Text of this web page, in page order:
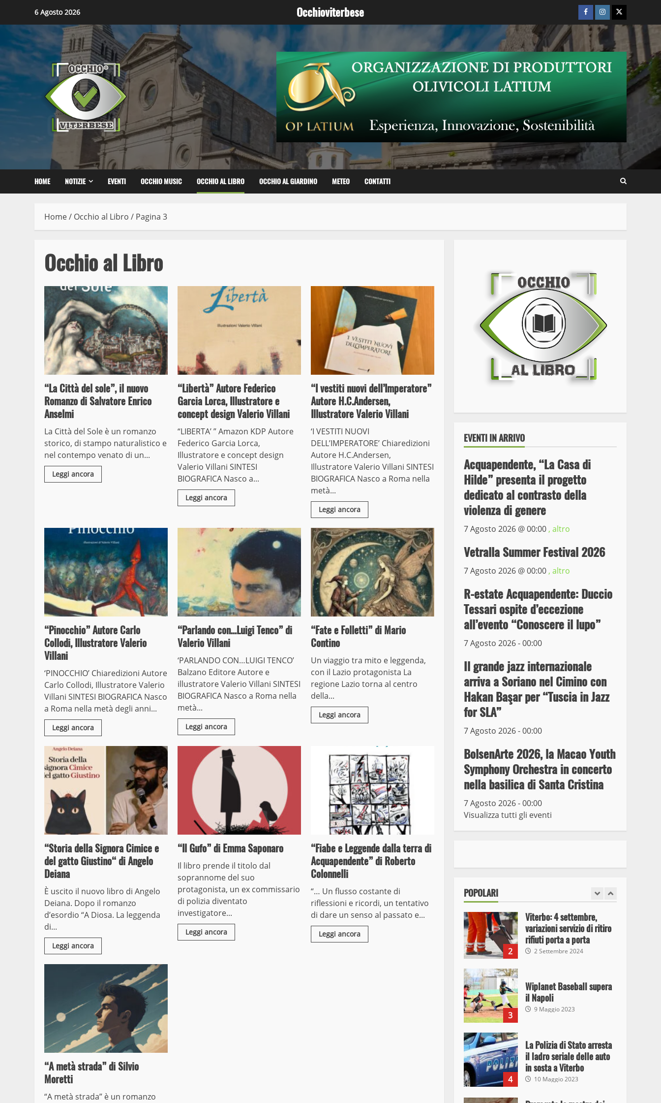
content
6 Agosto 2026 Occhioviterbese Facebook
Instagram
Twitter
HOME NOTIZIE EVENTI OCCHIO MUSIC OCCHIO AL LIBRO OCCHIO AL GIARDINO METEO CONTATTI
Home/ Occhio al Libro / Pagina 3
Occhio al Libro
“La Città del sole”, il nuovo
Romanzo di Salvatore Enrico
Anselmi
La Città del Sole è un romanzo
storico, di stampo naturalistico e
nel contempo venato di un...
Leggi ancora
“Libertà” Autore Federico
Garcia Lorca, Illustratore e
concept design Valerio Villani
“LIBERTA’ ” Amazon KDP Autore
Federico Garcia Lorca,
Illustratore e concept design
Valerio Villani SINTESI
BIOGRAFICA Nasco a...
Leggi ancora
“I vestiti nuovi dell’Imperatore”
Autore H.C.Andersen,
Illustratore Valerio Villani
‘I VESTITI NUOVI
DELL’IMPERATORE’ Chiaredizioni
Autore H.C.Andersen,
Illustratore Valerio Villani SINTESI
BIOGRAFICA Nasco a Roma nella
metà...
Leggi ancora
“Pinocchio” Autore Carlo
Collodi, Illustratore Valerio
Villani
‘PINOCCHIO’ Chiaredizioni Autore
Carlo Collodi, Illustratore Valerio
Villani SINTESI BIOGRAFICA Nasco
a Roma nella metà degli anni...
Leggi ancora
“Parlando con…Luigi Tenco” di
Valerio Villani
‘PARLANDO CON…LUIGI TENCO’
Balzano Editore Autore e
illustratore Valerio Villani SINTESI
BIOGRAFICA Nasco a Roma nella
metà...
Leggi ancora
“Fate e Folletti” di Mario
Contino
Un viaggio tra mito e leggenda,
con il Lazio protagonista La
regione Lazio torna al centro
della...
Leggi ancora
“Storia della Signora Cimice e
del gatto Giustino“ di Angelo
Deiana
È uscito il nuovo libro di Angelo
Deiana. Dopo il romanzo
d’esordio “A Diosa. La leggenda
di...
Leggi ancora
“Il Gufo” di Emma Saponaro
Il libro prende il titolo dal
soprannome del suo
protagonista, un ex commissario
di polizia diventato
investigatore...
Leggi ancora
“Fiabe e Leggende dalla terra di
Acquapendente” di Roberto
Colonnelli
“… Un flusso costante di
riflessioni e ricordi, un tentativo
di dare un senso al passato e...
Leggi ancora
“A metà strada” di Silvio
Moretti
“A metà strada” è un romanzo
EVENTI IN ARRIVO
Acquapendente, “La Casa di
Hilde” presenta il progetto
dedicato al contrasto della
violenza di genere
7 Agosto 2026 @00:00 , altro
Vetralla Summer Festival 2026
7 Agosto 2026 @00:00 , altro
R-estate Acquapendente: Duccio
Tessari ospite d’eccezione
all’evento “Conoscere il lupo”
7 Agosto 2026 - 00:00
Il grande jazz internazionale
arriva a Soriano nel Cimino con
Hakan Başar per “Tuscia in Jazz
for SLA”
7 Agosto 2026 - 00:00
BolsenArte 2026, la Macao Youth
Symphony Orchestra in concerto
nella basilica di Santa Cristina
7 Agosto 2026 - 00:00
Visualizza tutti gli eventi
POPOLARI
3
Wiplanet Baseball supera
9 Maggio 2023
4
La Polizia di Stato arresta
il ladro seriale delle auto
in sosta a Viterbo
10 Maggio 2023
5
Prorogata la mostra dei
bozzetti di Michelangelo
Buonarroti ospitata al
Museo dei Portici
19 Gennaio 2023
6
trasferimento capolinea al
17 giugno
15 Giugno 2023
7
Giochi Sportivi
Studenteschi di Atletica a
Viterbo
10 Maggio 2023
fini di spaccio di sostanze
2
Viterbo: 4 settembre,
variazioni servizio di ritiro
rifiuti porta a porta
2 Settembre 2024
3
Wiplanet Baseball supera
il Napoli
9 Maggio 2023
4
La Polizia di Stato arresta
il ladro seriale delle auto
in sosta a Viterbo
10 Maggio 2023